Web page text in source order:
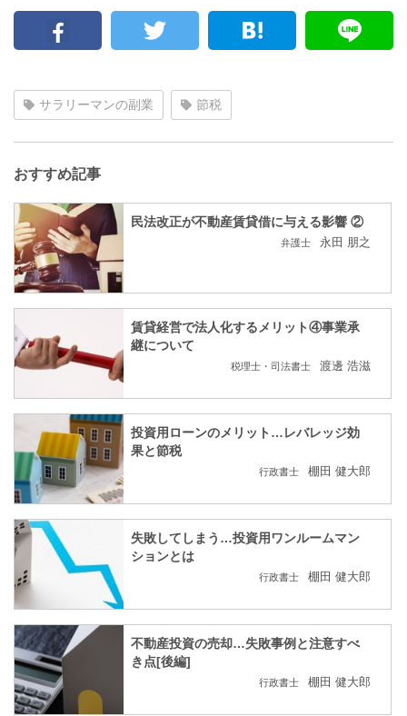
サラリーマンの副業 節税
おすすめ記事
民法改正が不動産賃貸借に与える影響 ②
弁護士 永田 朋之
賃貸経営で法人化するメリット④事業承
継について
税理士・司法書士 渡邊 浩滋
投資用ローンのメリット…レバレッジ効
果と節税
行政書士 棚田 健大郎
失敗してしまう…投資用ワンルームマン
ションとは
行政書士 棚田 健大郎
不動産投資の売却…失敗事例と注意すべ
き点[後編]
行政書士 棚田 健大郎